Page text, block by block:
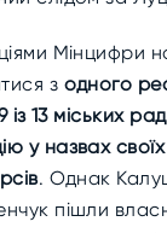
Мінцифри
з одного
із 13 міських
у назвах своїх
. Однак
пішли